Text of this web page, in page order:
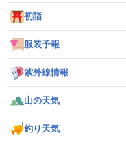
初詣
服装予報
紫外線情報
山の天気
釣り天気